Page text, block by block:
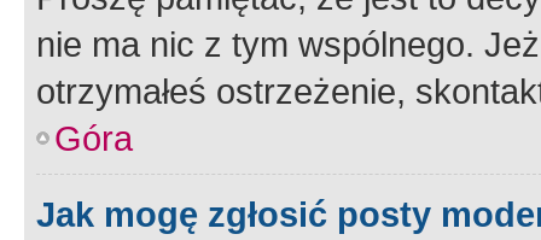
nie ma nic z tym wspólnego.
otrzymałeś ostrzeżenie,
Góra
Jak mogę zgłosić posty